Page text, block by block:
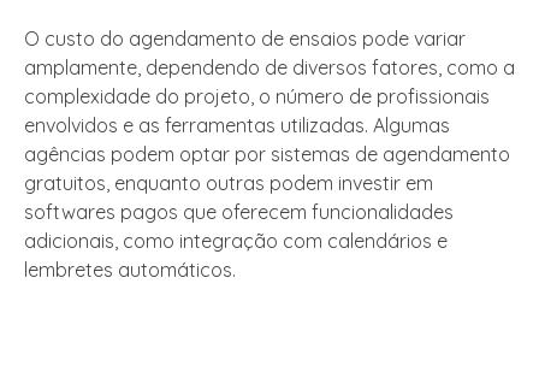
O custo do agendamento de ensaios pode variar
amplamente, dependendo de diversos fatores, como a
complexidade do projeto, o número de profissionais
envolvidos e as ferramentas utilizadas. Algumas
agências podem optar por sistemas de agendamento
gratuitos, enquanto outras podem investir em
softwares pagos que oferecem funcionalidades
adicionais, como integração com calendários e
lembretes automáticos.